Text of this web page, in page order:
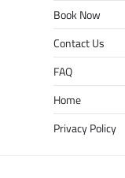
Book Now
Contact Us
FAQ
Home
Privacy Policy